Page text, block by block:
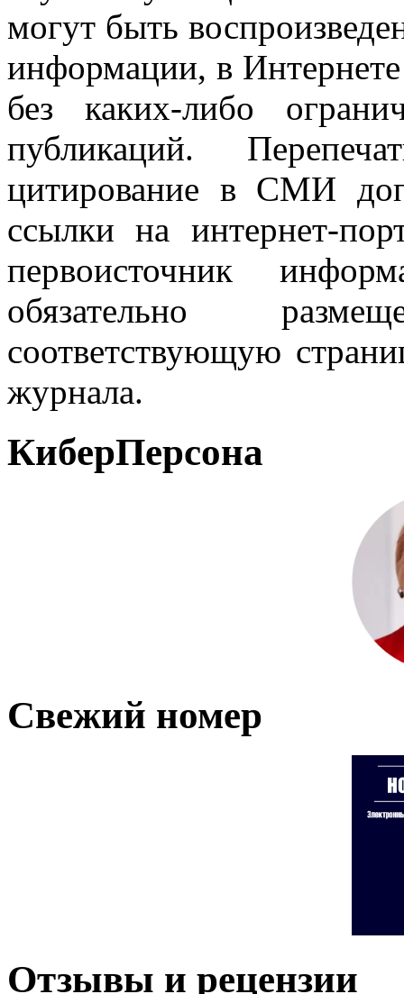
могут быть
информации, в
без каких-либо
публикаций.
цитирование в СМИ
ссылки на интернет-
первоисточник
обязательно
соответствующую
журнала.
КиберПерсона
Свежий номер
Отзывы и рецензии